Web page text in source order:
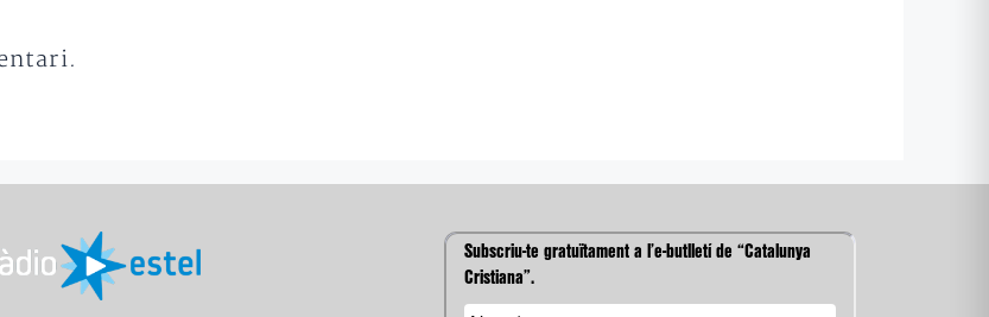
Subscriu-te gratuïtament a l’e-butlletí de “Catalunya
Cristiana”.